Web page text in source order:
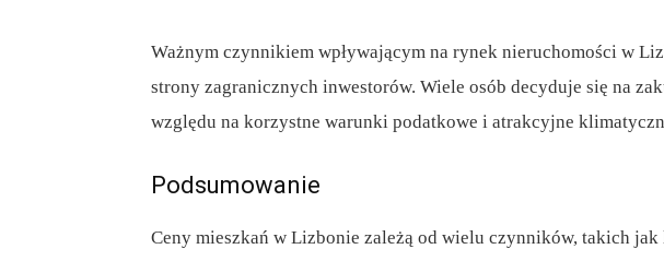
Ważnym czynnikiem wpływającym na rynek nieruchomości w
strony zagranicznych inwestorów. Wiele osób decyduje się na
względu na korzystne warunki podatkowe i atrakcyjne
Podsumowanie
Ceny mieszkań w Lizbonie zależą od wielu czynników, takich